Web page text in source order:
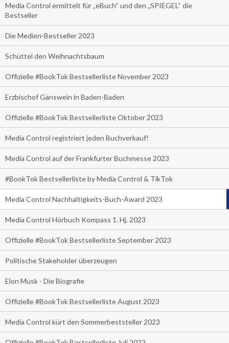
Media Control ermittelt für „eBuch“ und den „SPIEGEL“ die
Bestseller
Die Medien-Bestseller 2023
Schüttel den Weihnachtsbaum
Offizielle #BookTok Bestsellerliste November 2023
Erzbischof Gänswein in Baden-Baden
Offizielle #BookTok Bestsellerliste Oktober 2023
Media Control registriert jeden Buchverkauf!
Media Control auf der Frankfurter Buchmesse 2023
#BookTok Bestsellerliste by Media Control & TikTok
Media Control Nachhaltigkeits-Buch-Award 2023
Media Control Hörbuch Kompass 1. Hj. 2023
Offizielle #BookTok Bestsellerliste September 2023
Politische Stakeholder überzeugen
Elon Musk - Die Biografie
Offizielle #BookTok Bestsellerliste August 2023
Media Control kürt den Sommerbeststeller 2023